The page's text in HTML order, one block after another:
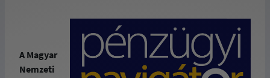
A Magyar
Nemzeti